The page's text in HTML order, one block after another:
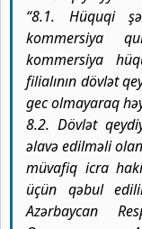
“8.1. Hüquqi
kommersiya
kommersiya
filialının dövlət
gec olmayaraq
8.2. Dövlət
əlavə edilməli
müvafiq icra
üçün qəbul
Azərbaycan